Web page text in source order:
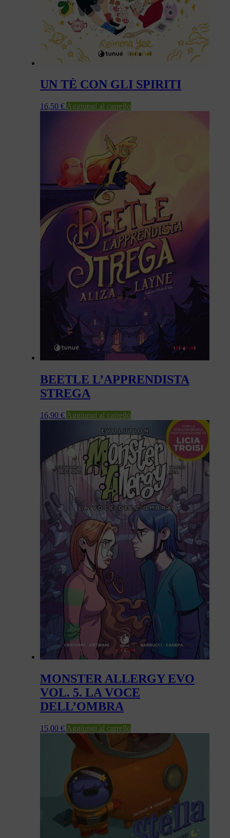
UN TÈ CON GLI SPIRITI
16,50 € Aggiungi al carrello
BEETLE L’APPRENDISTA
STREGA
16,90 € Aggiungi al carrello
MONSTER ALLERGY EVO
VOL. 5. LA VOCE
DELL’OMBRA
15,00 € Aggiungi al carrello